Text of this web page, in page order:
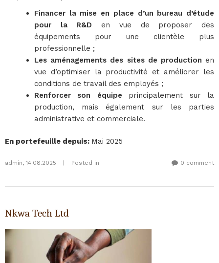
Financer la mise en place d’un bureau d’étude
pour la R&D en vue de proposer des
équipements pour une clientèle plus
professionnelle ;
Les aménagements des sites de production en
vue d’optimiser la productivité et améliorer les
conditions de travail des employés ;
Renforcer son équipe principalement sur la
production, mais également sur les parties
administrative et commerciale.
En portefeuille depuis: Mai 2025
admin, 14.08.2025 Posted in 0 comment
Nkwa Tech Ltd